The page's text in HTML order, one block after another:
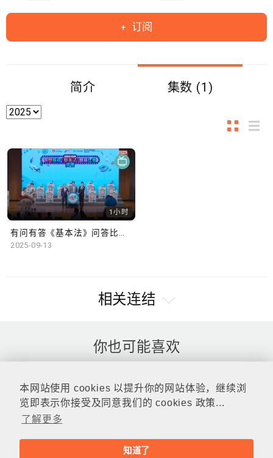
本网站使用 cookies 以提升你的网站体验，继续浏
览即表示你接受及同意我们的 cookies 政策...
了解更多
知道了
订阅
简介 集数 (1)
1小时
有问有答《基本法》问答比赛 2024-25年
2025-09-13
相关连结
你也可能喜欢